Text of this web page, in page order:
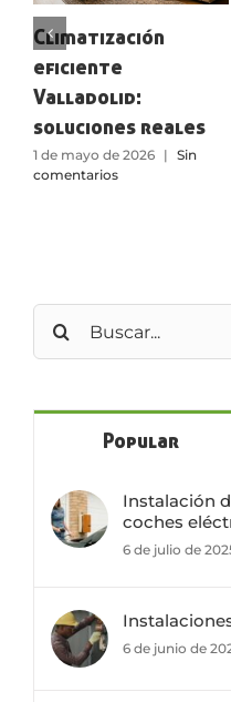
Climatización
eficiente
Valladolid:
soluciones reales
1 de mayo de 2026 | Sin
comentarios
Buscar:
Popular
Instalación
coches
6 de julio de
6 de junio de